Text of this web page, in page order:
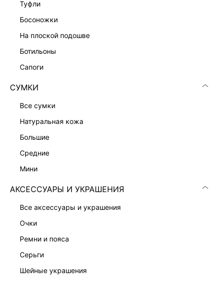
туфли
босоножки
на плоской подошве
ботильоны
сапоги
СУМКИ
все сумки
натуральная кожа
большие
средние
мини
АКСЕССУАРЫ И УКРАШЕНИЯ
все аксессуары и украшения
очки
ремни и пояса
серьги
шейные украшения
ШИРОКИЕ ДЖИНСЫ
ЭКСКЛЮЗИВНО ОНЛАЙН
ПРЯМЫЕ ДЖИНСЫ
ЭКСКЛЮЗИВНО ОНЛАЙН
ШИРОКИЕ ДЖИНСЫ
ЭКСКЛЮЗИВНО ОНЛАЙН